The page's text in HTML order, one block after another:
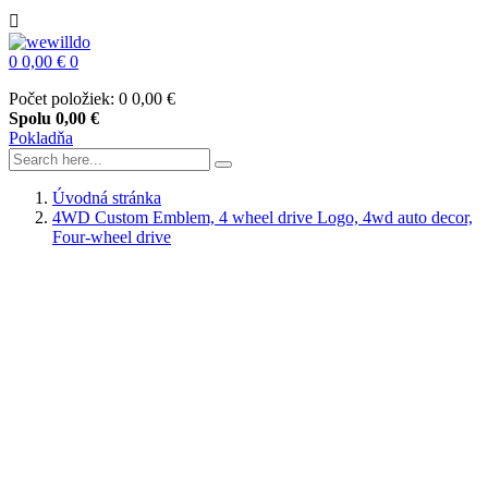

0 0,00 € 0
Počet položiek: 0 0,00 €
Spolu 0,00 €
Pokladňa
Úvodná stránka
4WD Custom Emblem, 4 wheel drive Logo, 4wd auto decor,
Four-wheel drive